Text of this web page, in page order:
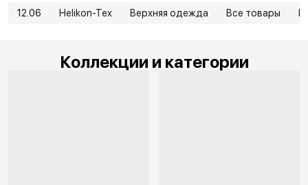
12.06 Helikon-Tex Верхняя одежда Все товары
Коллекции и категории